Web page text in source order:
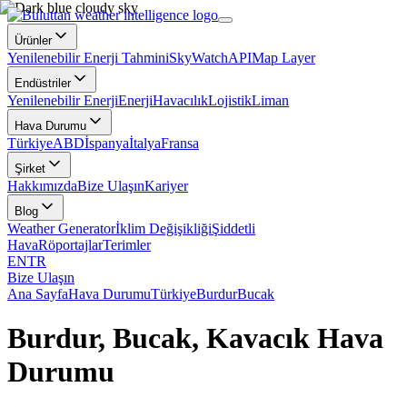
Ürünler
Yenilenebilir Enerji TahminiSkyWatchAPIMap Layer
Endüstriler
Yenilenebilir EnerjiEnerjiHavacılıkLojistikLiman
Hava Durumu
TürkiyeABDİspanyaİtalyaFransa
Şirket
HakkımızdaBize UlaşınKariyer
Blog
Weather Generatorİklim DeğişikliğiŞiddetli
HavaRöportajlarTerimler
ENTR
Bize Ulaşın
Ana SayfaHava DurumuTürkiyeBurdurBucak
Burdur, Bucak, Kavacık Hava
Durumu